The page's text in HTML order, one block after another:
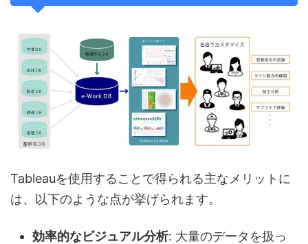
Tableauを使用することで得られる主なメリットに
は、以下のような点が挙げられます。
効率的なビジュアル分析: 大量のデータを扱っ